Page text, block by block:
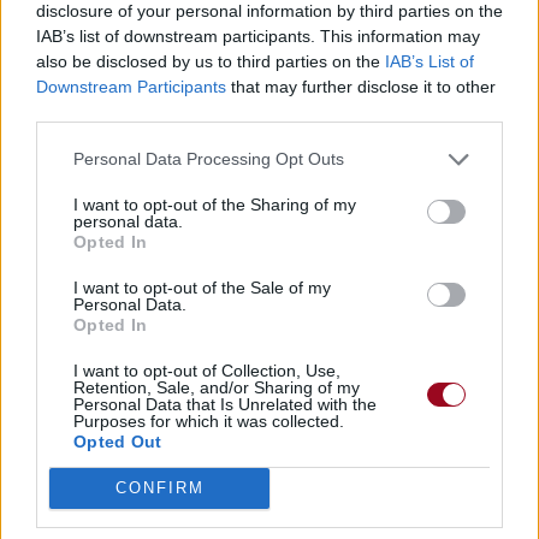
disclosure of your personal information by third parties on the
IAB’s list of downstream participants. This information may
also be disclosed by us to third parties on the IAB’s List of
Downstream Participants that may further disclose it to other
Personal Data Processing Opt Outs
I want to opt-out of the Sharing of my
personal data.
Opted In
I want to opt-out of the Sale of my
Personal Data.
Opted In
I want to opt-out of Collection, Use,
Retention, Sale, and/or Sharing of my
Personal Data that Is Unrelated with the
Purposes for which it was collected.
Opted Out
CONFIRM